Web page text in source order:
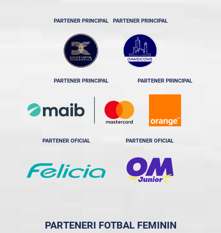
PARTENER PRINCIPAL PARTENER PRINCIPAL
PARTENER PRINCIPAL PARTENER PRINCIPAL
PARTENER OFICIAL PARTENER OFICIAL
PARTENERI FOTBAL FEMININ